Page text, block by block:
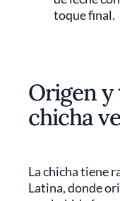
toque final.
Origen
chicha
La chicha tiene
Latina, donde